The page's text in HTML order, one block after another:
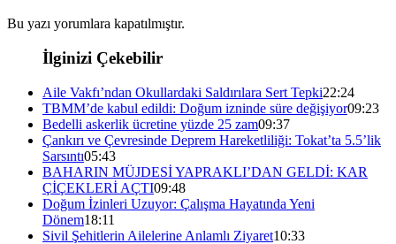
Bu yazı yorumlara kapatılmıştır.
İlginizi Çekebilir
Aile Vakfı’ndan Okullardaki Saldırılara Sert Tepki22:24
TBMM’de kabul edildi: Doğum izninde süre değişiyor09:23
Bedelli askerlik ücretine yüzde 25 zam09:37
Çankırı ve Çevresinde Deprem Hareketliliği: Tokat’ta 5.5’lik
Sarsıntı05:43
BAHARIN MÜJDESİ YAPRAKLI’DAN GELDİ: KAR
ÇİÇEKLERİ AÇTI09:48
Doğum İzinleri Uzuyor: Çalışma Hayatında Yeni
Dönem18:11
Sivil Şehitlerin Ailelerine Anlamlı Ziyaret10:33